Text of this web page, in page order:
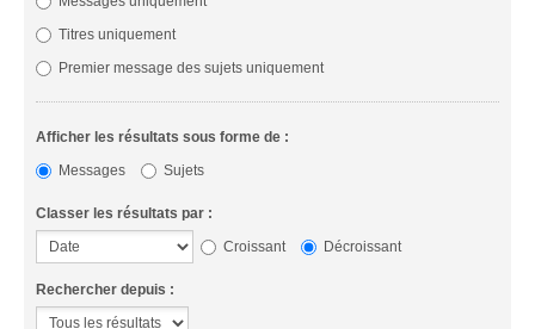
Titres uniquement
Premier message des sujets uniquement
Afficher les résultats sous forme de :
Messages
Sujets
Classer les résultats par :
Croissant
Décroissant
Rechercher depuis :